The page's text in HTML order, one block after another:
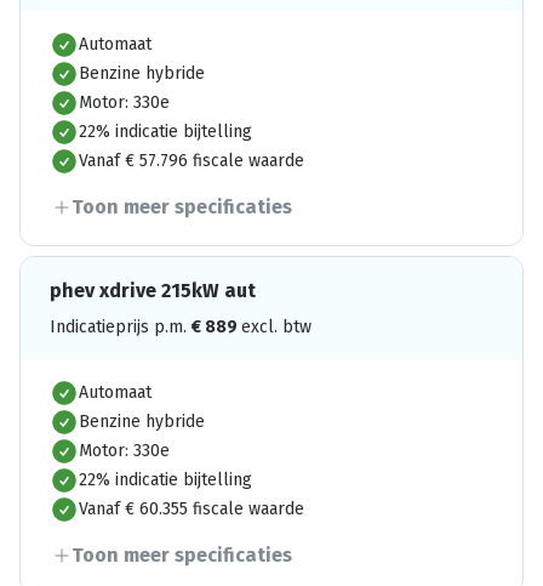
Automaat
Benzine hybride
Motor: 330e
22% indicatie bijtelling
Vanaf € 57.796 fiscale waarde
Toon meer specificaties
phev xdrive 215kW aut
Indicatieprijs p.m. € 889 excl. btw
Automaat
Benzine hybride
Motor: 330e
22% indicatie bijtelling
Vanaf € 60.355 fiscale waarde
Toon meer specificaties